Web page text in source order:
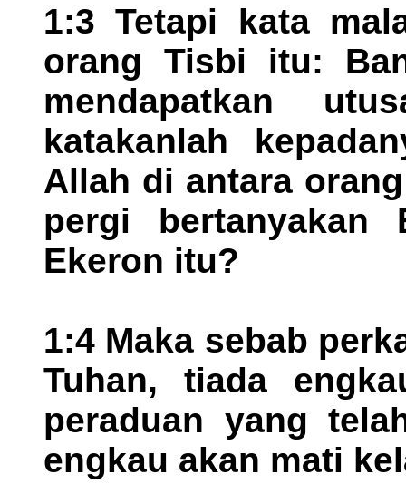
1:3 Tetapi kata
orang Tisbi itu:
mendapatkan
katakanlah
Allah di antara
pergi bertanyakan
Ekeron itu?
1:4 Maka sebab
Tuhan, tiada
peraduan yang
engkau akan mati